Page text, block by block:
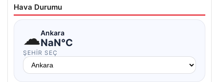
Hava Durumu
☁Ankara
NaN°C
ŞEHIR SEÇ